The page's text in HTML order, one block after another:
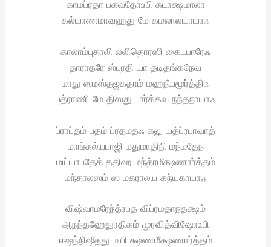
காமப்ரதா பகவதோஉபி கடாக்ஷமாலா
கல்யாணமாவஹது மே கமலாலயாயாஃ
காலாம்புதாலி லலிதொரஸி கைடபாரேஃ
தாராதரே ஸ்புரதி யா தடிதங்கநேவ
மாது ஸமஸ்தஜகதாம் மஹநீயமூர்த்திஃ
பத்ராணி மே திஸது பார்க்கவ நந்தநாயாஃ
ப்ராப்தம் பதம் ப்ரதமதஃ கலு யத்ப்ரபாவாத்
மாங்கல்யபாஜி மதுமாதிநி மந்மதேந
மய்யாபதேத் ததிஹ மந்த்ரமீக்ஷணார்த்தம்
மந்தாலஸம் ஸ மகராலய கந்யகாயாஃ
விஷ்வாமரேந்த்ரபத விப்ரமதாநதக்ஷம்
ஆநந்தஹேதுரதிகம் முரவித்விஷோஉபி
ஈஷந்நிஷீதது மயி க்ஷணமீக்ஷணார்த்தம்